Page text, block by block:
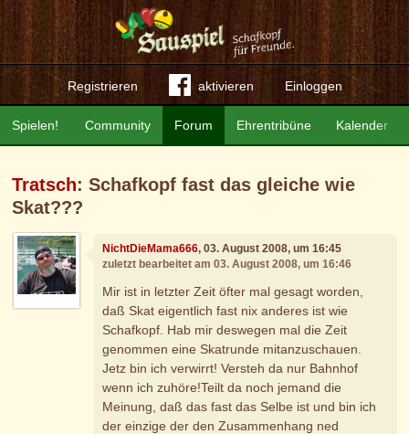
Registrieren aktivieren Einloggen
Community Forum Ehrentribüne Kalender
Spielen!
Tratsch: Schafkopf fast das gleiche wie
Skat???
NichtDieMama666, 03. August 2008, um 16:45
zuletzt bearbeitet am 03. August 2008, um 16:46
Mir ist in letzter Zeit öfter mal gesagt worden,
daß Skat eigentlich fast nix anderes ist wie
Schafkopf. Hab mir deswegen mal die Zeit
genommen eine Skatrunde mitanzuschauen.
Jetz bin ich verwirrt! Versteh da nur Bahnhof
wenn ich zuhöre!Teilt da noch jemand die
Meinung, daß das fast das Selbe ist und bin ich
der einzige der den Zusammenhang ned